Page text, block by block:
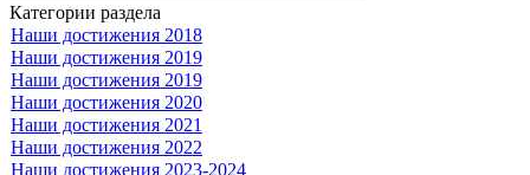
Категории раздела
Наши достижения 2018
Наши достижения 2019
Наши достижения 2019
Наши достижения 2020
Наши достижения 2021
Наши достижения 2022
Наши достижения 2023-2024